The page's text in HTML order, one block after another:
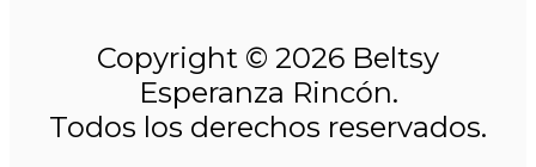
Copyright © 2026 Beltsy
Esperanza Rincón.
Todos los derechos reservados.